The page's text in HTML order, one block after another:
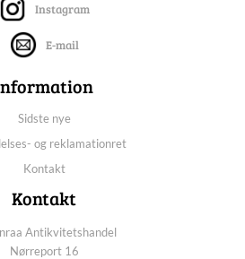
Instagram
E-mail
Sidste nye
og reklamationret
Kontakt
Kontakt
Antikvitetshandel
Nørreport 16